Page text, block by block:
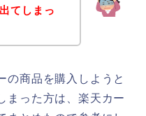
てしまっ
の商品を購入しようと
まった方は、楽天カー